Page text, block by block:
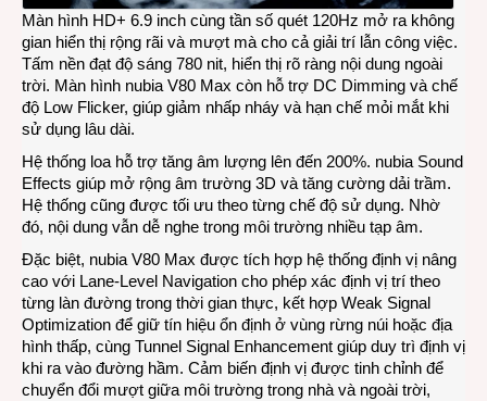
Màn hình HD+ 6.9 inch cùng tần số quét 120Hz mở ra không
gian hiển thị rộng rãi và mượt mà cho cả giải trí lẫn công việc.
Tấm nền đạt độ sáng 780 nit, hiển thị rõ ràng nội dung ngoài
trời. Màn hình nubia V80 Max còn hỗ trợ DC Dimming và chế
độ Low Flicker, giúp giảm nhấp nháy và hạn chế mỏi mắt khi
sử dụng lâu dài.
Hệ thống loa hỗ trợ tăng âm lượng lên đến 200%. nubia Sound
Effects giúp mở rộng âm trường 3D và tăng cường dải trầm.
Hệ thống cũng được tối ưu theo từng chế độ sử dụng. Nhờ
đó, nội dung vẫn dễ nghe trong môi trường nhiều tạp âm.
Đặc biệt, nubia V80 Max được tích hợp hệ thống định vị nâng
cao với Lane-Level Navigation cho phép xác định vị trí theo
từng làn đường trong thời gian thực, kết hợp Weak Signal
Optimization để giữ tín hiệu ổn định ở vùng rừng núi hoặc địa
hình thấp, cùng Tunnel Signal Enhancement giúp duy trì định vị
khi ra vào đường hầm. Cảm biến định vị được tinh chỉnh để
chuyển đổi mượt giữa môi trường trong nhà và ngoài trời,